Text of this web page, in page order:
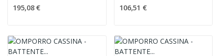
195,08 € 106,51 €